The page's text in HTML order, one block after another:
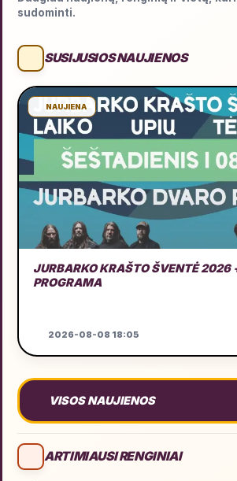
sudominti.
SUSIJUSIOS NAUJIENOS
NAUJIENA
JURBARKO KRAŠTO ŠVENTĖ 2026
PROGRAMA
2026-08-08 18:05
VISOS NAUJIENOS
ARTIMIAUSI RENGINIAI